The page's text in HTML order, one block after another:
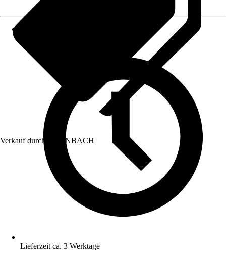
Verkauf durch: HORNBACH
Lieferzeit ca. 3 Werktage